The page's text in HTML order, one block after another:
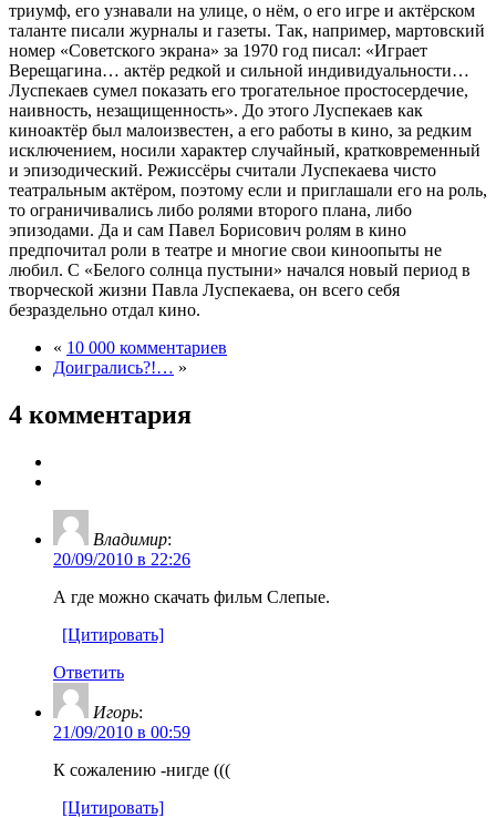
триумф, его узнавали на улице, о нём, о его игре и актёрском
таланте писали журналы и газеты. Так, например, мартовский
номер «Советского экрана» за 1970 год писал: «Играет
Верещагина… актёр редкой и сильной индивидуальности…
Луспекаев сумел показать его трогательное простосердечие,
наивность, незащищенность». До этого Луспекаев как
киноактёр был малоизвестен, а его работы в кино, за редким
исключением, носили характер случайный, кратковременный
и эпизодический. Режиссёры считали Луспекаева чисто
театральным актёром, поэтому если и приглашали его на роль,
то ограничивались либо ролями второго плана, либо
эпизодами. Да и сам Павел Борисович ролям в кино
предпочитал роли в театре и многие свои киноопыты не
любил. С «Белого солнца пустыни» начался новый период в
творческой жизни Павла Луспекаева, он всего себя
безраздельно отдал кино.
« 10 000 комментариев
Доигрались?!… »
4 комментария
Владимир:
20/09/2010 в 22:26
А где можно скачать фильм Слепые.
[Цитировать]
Ответить
Игорь:
21/09/2010 в 00:59
К сожалению -нигде (((
[Цитировать]